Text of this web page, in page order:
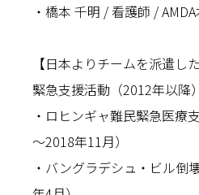
・橋本 千明 / 看護師 /
【日本よりチームを派遣し
緊急支援活動（2012年以降
・ロヒンギャ難民緊急医療
～2018年11月）
・バングラデシュ・ビル倒